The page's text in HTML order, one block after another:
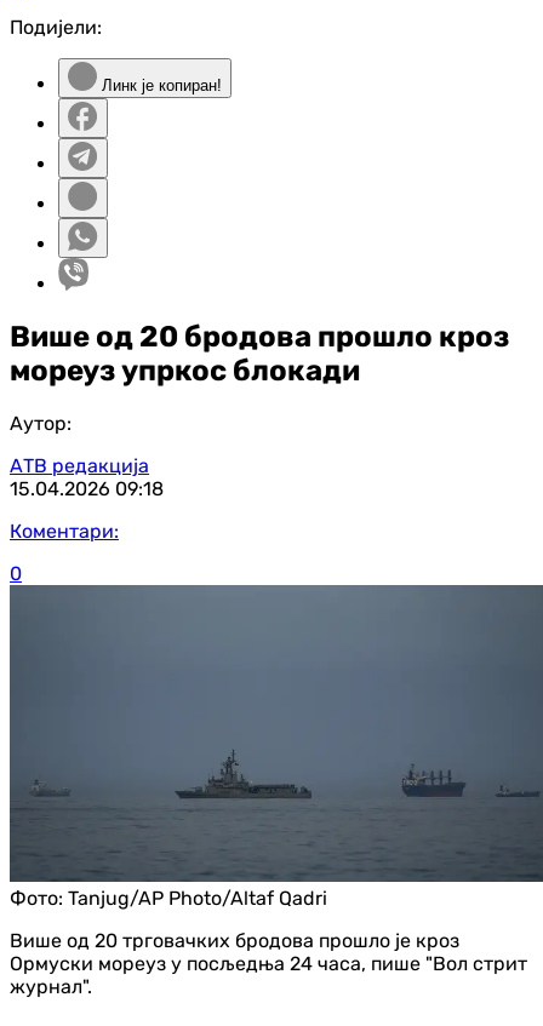
Подијели:
Линк је копиран!
Више од 20 бродова прошло кроз
мореуз упркос блокади
Аутор:
АТВ редакција
15.04.2026 09:18
Коментари:
0
Фото: Tanjug/AP Photo/Altaf Qadri
Више од 20 трговачких бродова прошло је кроз
Ормуски мореуз у посљедња 24 часа, пише "Вол стрит
журнал".